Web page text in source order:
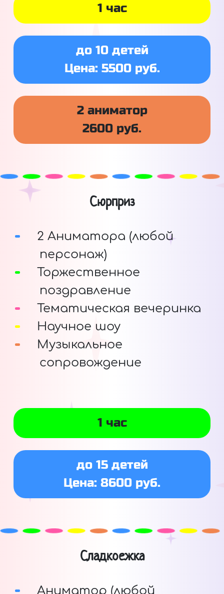
1 час
до 10 детей
Цена: 5500 руб.
2 аниматор
2600 руб.
Сюрприз
2 Аниматора (любой
персонаж)
Торжественное
поздравление
Тематическая вечеринка
Научное шоу
Музыкальное
сопровождение
1 час
до 15 детей
Цена: 8600 руб.
Сладкоежка
Аниматор (любой